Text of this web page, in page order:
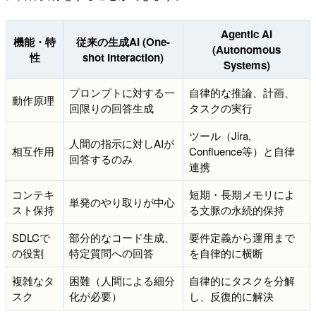
機能・特
性
従来の生成AI (One-
shot Interaction)
Agentic AI
(Autonomous
Systems)
動作原理
プロンプトに対する一
回限りの回答生成
自律的な推論、計画、
タスクの実行
相互作用
人間の指示に対しAIが
回答するのみ
ツール（Jira,
Confluence等）と自律
連携
コンテキ
スト保持
単発のやり取りが中心
短期・長期メモリによ
る文脈の永続的保持
SDLCで
の役割
部分的なコード生成、
特定質問への回答
要件定義から運用まで
を自律的に横断
複雑なタ
スク
困難（人間による細分
化が必要）
自律的にタスクを分解
し、反復的に解決